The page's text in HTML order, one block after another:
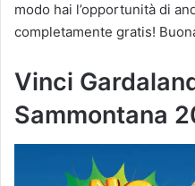
modo hai l’opportunità di
completamente gratis!
Vinci
Sammontana